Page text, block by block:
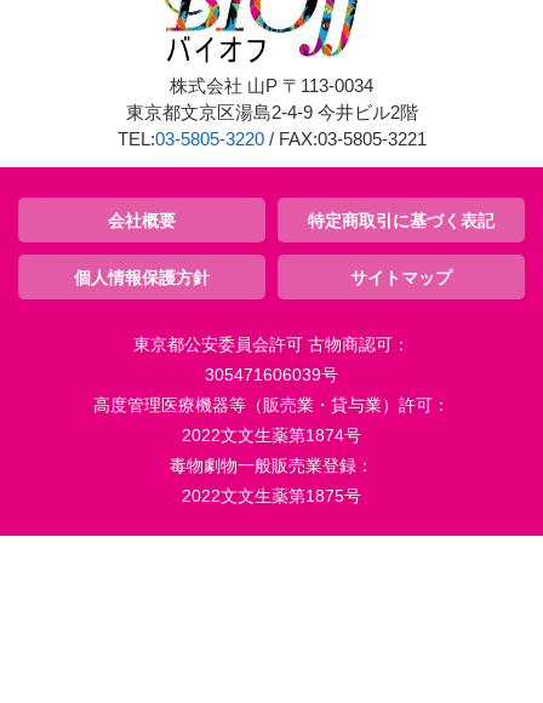
株式会社 山P 〒113-0034
東京都文京区湯島2-4-9 今井ビル2階
TEL:03-5805-3220/ FAX:03-5805-3221
会社概要 特定商取引に基づく表記
個人情報保護方針 サイトマップ
東京都公安委員会許可 古物商認可：
305471606039号
高度管理医療機器等（販売業・貸与業）許可：
2022文文生薬第1874号
毒物劇物一般販売業登録：
2022文文生薬第1875号